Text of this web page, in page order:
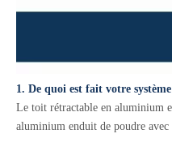
1. De quoi est fait votre
Le toit rétractable en aluminium
aluminium enduit de poudre